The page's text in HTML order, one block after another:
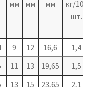
мм
мм
мм
кг/100
шт.
9 12 16,6
1,4
11 13 19,65
1,5
13 15 23,65
2,1